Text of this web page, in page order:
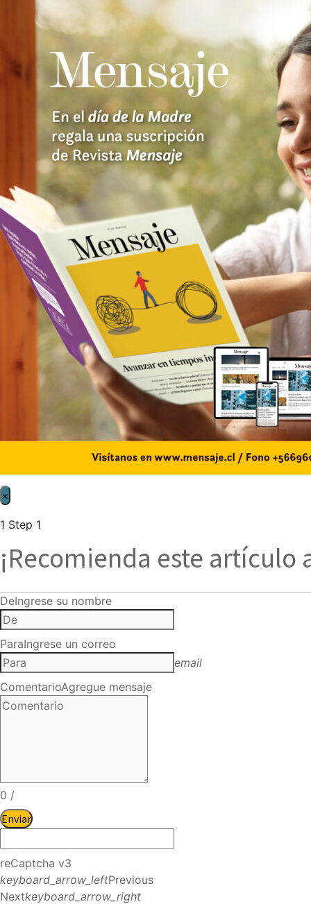
×
1 Step 1
¡Recomienda este artículo
DeIngrese su nombre
ParaIngrese un correo
email
ComentarioAgregue mensaje
0 /
Enviar
reCaptcha v3
keyboard_arrow_leftPrevious
Nextkeyboard_arrow_right